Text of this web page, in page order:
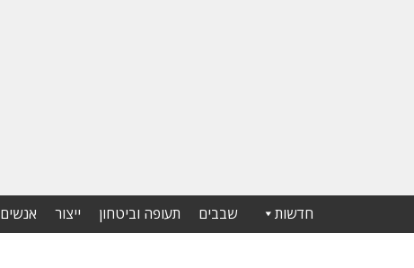
חדשות שבבים תעופה וביטחון ייצור אנשים